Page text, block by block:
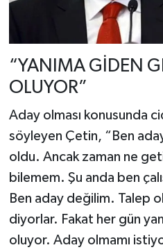
“YANIMA GİDEN
OLUYOR”
Aday olması konusunda
söyleyen Çetin, “Ben
oldu. Ancak zaman ne
bilemem. Şu anda ben
Ben aday değilim. Talep
diyorlar. Fakat her gün
oluyor. Aday olmamı